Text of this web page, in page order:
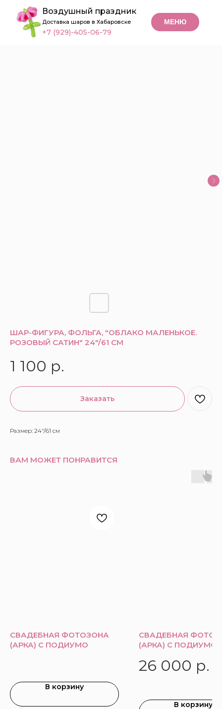
МЕНЮ
Воздушный праздник
Доставка шаров в Хабаровске
+7 (929)-405-06-79
ШАР-ФИГУРА, ФОЛЬГА, "ОБЛАКО МАЛЕНЬКОЕ.
РОЗОВЫЙ САТИН" 24"/61 СМ
1 100 р.
Заказать
Размер: 24"/61 см
ВАМ МОЖЕТ ПОНРАВИТСЯ
СВАДЕБНАЯ ФОТОЗОНА
(АРКА) С ПОДИУМО
В корзину
СВАДЕБНАЯ
(АРКА) С
26 000 р.
В корзину